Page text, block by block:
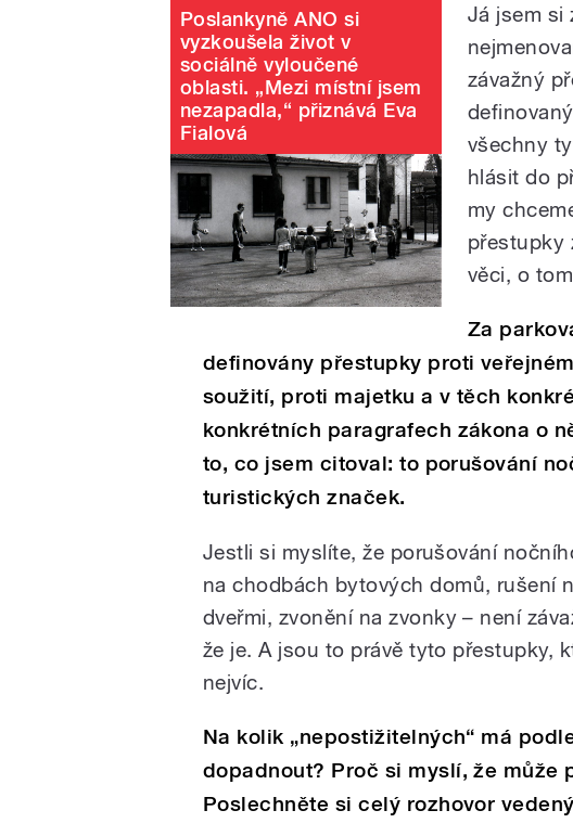
Poslankyně ANO si
vyzkoušela život v
sociálně vyloučené
oblasti. „Mezi místní jsem
nezapadla,“ přiznává Eva
Fialová
Já jsem si
závažný
všechny
hlásit do
my
přestupky
věci, o
Za
definovány přestupky proti
soužití, proti majetku a v těch
konkrétních paragrafech zákona o
to, co jsem citoval: to porušování
turistických značek.
Jestli si myslíte, že porušování
na chodbách bytových domů, rušení
dveřmi, zvonění na zvonky – není
že je. A jsou to právě tyto přestupky,
nejvíc.
Na kolik „nepostižitelných“ má
dopadnout? Proč si myslí, že může
Poslechněte si celý rozhovor